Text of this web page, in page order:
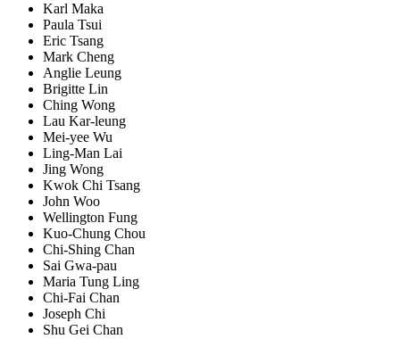
Karl Maka
Paula Tsui
Eric Tsang
Mark Cheng
Anglie Leung
Brigitte Lin
Ching Wong
Lau Kar-leung
Mei-yee Wu
Ling-Man Lai
Jing Wong
Kwok Chi Tsang
John Woo
Wellington Fung
Kuo-Chung Chou
Chi-Shing Chan
Sai Gwa-pau
Maria Tung Ling
Chi-Fai Chan
Joseph Chi
Shu Gei Chan